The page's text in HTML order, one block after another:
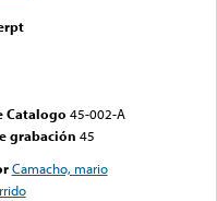
Catalogo 45-002-A
grabación 45
Camacho, mario